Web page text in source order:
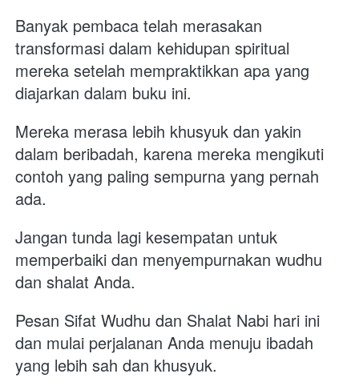
Banyak pembaca telah merasakan
transformasi dalam kehidupan spiritual
mereka setelah mempraktikkan apa yang
diajarkan dalam buku ini.
Mereka merasa lebih khusyuk dan yakin
dalam beribadah, karena mereka mengikuti
contoh yang paling sempurna yang pernah
ada.
Jangan tunda lagi kesempatan untuk
memperbaiki dan menyempurnakan wudhu
dan shalat Anda.
Pesan Sifat Wudhu dan Shalat Nabi hari ini
dan mulai perjalanan Anda menuju ibadah
yang lebih sah dan khusyuk.